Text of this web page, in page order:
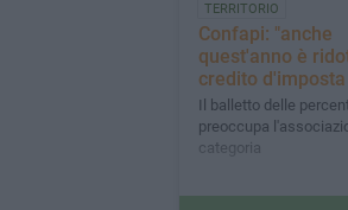
TERRITORIO
Confapi: "anche
quest'anno è
credito
Il balletto delle
preoccupa
categoria